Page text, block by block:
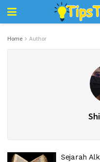
Home Author
Sejarah